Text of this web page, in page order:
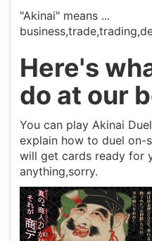
"Akinai" means ...
Here's
do at our
You can play Akinai
explain how to duel on-
will get cards ready for
anything,sorry.